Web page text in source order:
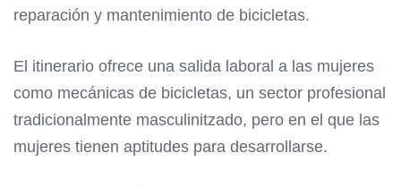
reparación y mantenimiento de bicicletas.
El itinerario ofrece una salida laboral a las mujeres
como mecánicas de bicicletas, un sector profesional
tradicionalmente masculinitzado, pero en el que las
mujeres tienen aptitudes para desarrollarse.